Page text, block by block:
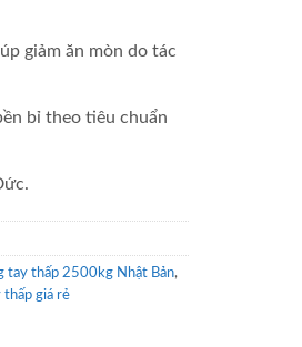
giảm ăn mòn do tác
bỉ theo tiêu chuẩn
tay thấp 2500kg Nhật Bản,
thấp giá rẻ